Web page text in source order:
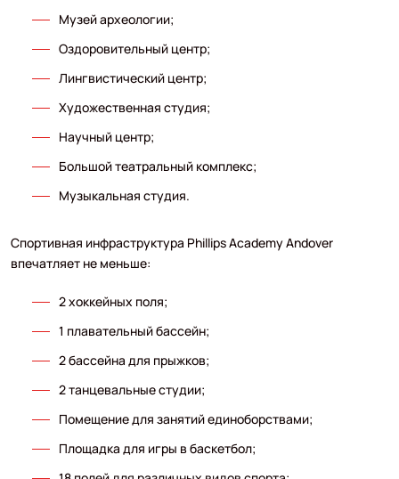
Музей археологии;
Оздоровительный центр;
Лингвистический центр;
Художественная студия;
Научный центр;
Большой театральный комплекс;
Музыкальная студия.
Спортивная инфраструктура Phillips Academy Andover
впечатляет не меньше:
2 хоккейных поля;
1 плавательный бассейн;
2 бассейна для прыжков;
2 танцевальные студии;
Помещение для занятий единоборствами;
Площадка для игры в баскетбол;